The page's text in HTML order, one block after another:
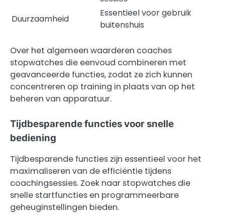
Duurzaamheid
Essentieel voor gebruik
buitenshuis
Over het algemeen waarderen coaches
stopwatches die eenvoud combineren met
geavanceerde functies, zodat ze zich kunnen
concentreren op training in plaats van op het
beheren van apparatuur.
Tijdbesparende functies voor snelle
bediening
Tijdbesparende functies zijn essentieel voor het
maximaliseren van de efficiëntie tijdens
coachingsessies. Zoek naar stopwatches die
snelle startfuncties en programmeerbare
geheuginstellingen bieden.